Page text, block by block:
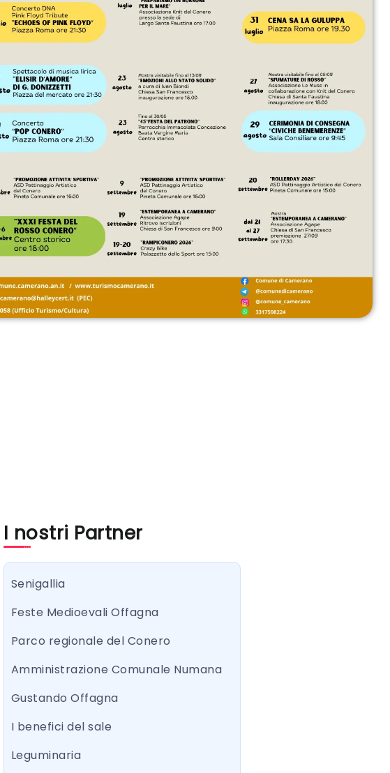
I nostri Partner
Senigallia
Feste Medioevali Offagna
Parco regionale del Conero
Amministrazione Comunale Numana
Gustando Offagna
I benefici del sale
Leguminaria